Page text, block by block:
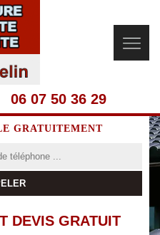
06 07 50 36 29
GRATUITEMENT
DEVIS GRATUIT